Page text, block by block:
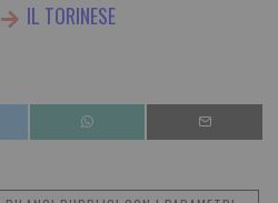
IL TORINESE